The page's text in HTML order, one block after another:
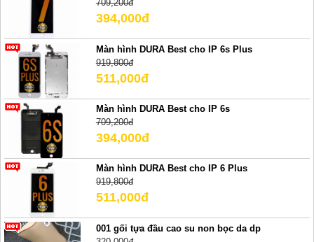
709,200đ
394,000đ
Màn hình DURA Best cho IP 6s Plus
919,800đ
511,000đ
Màn hình DURA Best cho IP 6s
709,200đ
394,000đ
Màn hình DURA Best cho IP 6 Plus
919,800đ
511,000đ
001 gối tựa đầu cao su non bọc da dp